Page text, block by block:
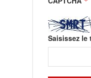
Saisissez le